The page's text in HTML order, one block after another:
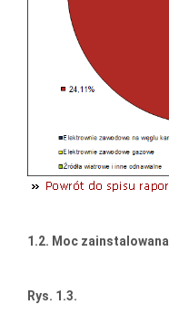
1.2. Moc
Rys. 1.3.